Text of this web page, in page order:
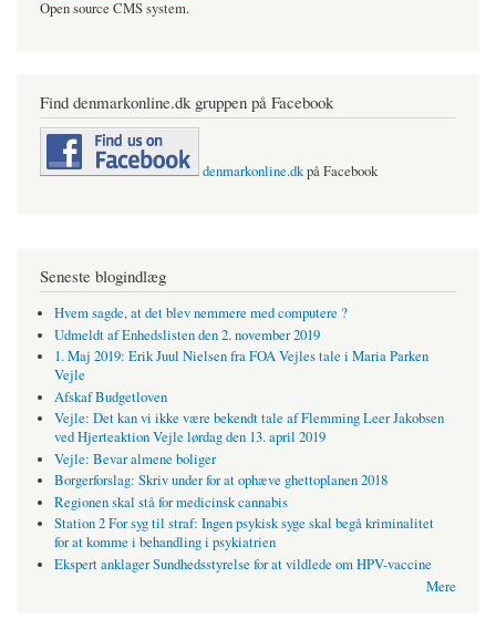
Open source CMS system.
Find denmarkonline.dk gruppen på Facebook
denmarkonline.dkpå Facebook
Seneste blogindlæg
Hvem sagde, at det blev nemmere med computere ?
Udmeldt af Enhedslisten den 2. november 2019
1. Maj 2019: Erik Juul Nielsen fra FOA Vejles tale i Maria Parken
Vejle
Afskaf Budgetloven
Vejle: Det kan vi ikke være bekendt tale af Flemming Leer Jakobsen
ved Hjerteaktion Vejle lørdag den 13. april 2019
Vejle: Bevar almene boliger
Borgerforslag: Skriv under for at ophæve ghettoplanen 2018
Regionen skal stå for medicinsk cannabis
Station 2 For syg til straf: Ingen psykisk syge skal begå kriminalitet
for at komme i behandling i psykiatrien
Ekspert anklager Sundhedsstyrelse for at vildlede om HPV-vaccine
Mere